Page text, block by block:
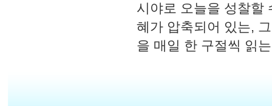
시야로 오늘을 성찰할
혜가 압축되어 있는,
을 매일 한 구절씩 읽